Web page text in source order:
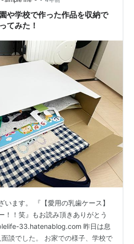
や学校で作った作品を収納で
てみた！
います。 『【愛用の乳歯ケース】
！！笑』もお読み頂きありがとう
33.hatenablog.com 昨日は息
談でした。 お家での様子、学校で